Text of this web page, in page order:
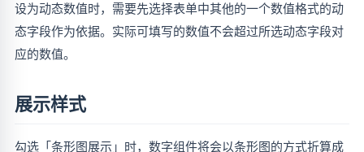
设为动态数值时，需要先选择表单中其他的一个数值格式的动
态字段作为依据。实际可填写的数值不会超过所选动态字段对
应的数值。
展示样式
勾选「条形图展示」时，数字组件将会以条形图的方式折算成